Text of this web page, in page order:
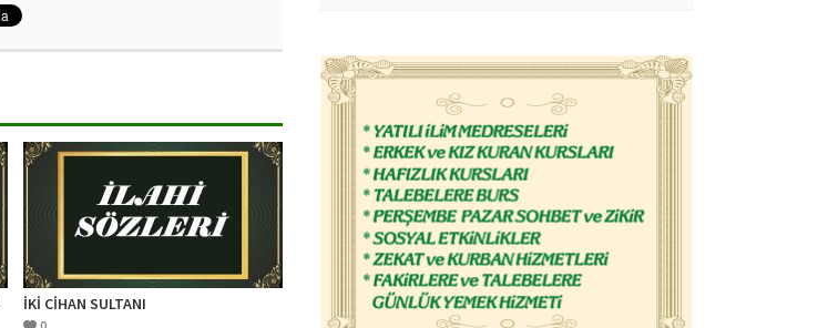
İKİ CİHAN SULTANI